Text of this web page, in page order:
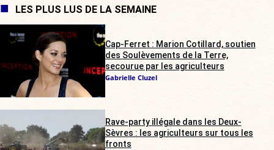
LES PLUS LUS DE LA SEMAINE
Cap-Ferret : Marion Cotillard, soutien
des Soulèvements de la Terre,
secourue par les agriculteurs
Gabrielle Cluzel
Rave-party illégale dans les Deux-
Sèvres : les agriculteurs sur tous les
fronts